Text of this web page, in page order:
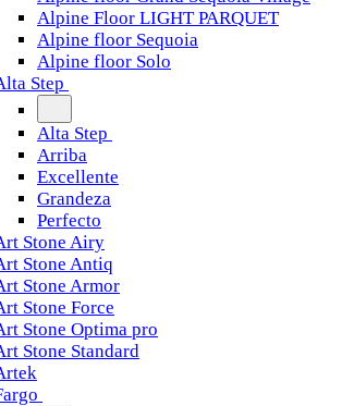
Alpine Floor LIGHT PARQUET
Alpine floor Sequoia
Alpine floor Solo
Step
Alta Step
Arriba
Excellente
Grandeza
Perfecto
Stone Airy
Stone Antiq
Stone Armor
Stone Force
Stone Optima pro
Stone Standard